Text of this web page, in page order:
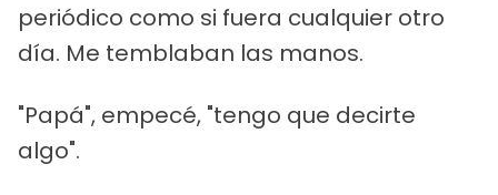
periódico como si fuera cualquier otro
día. Me temblaban las manos.
"Papá", empecé, "tengo que decirte
algo".